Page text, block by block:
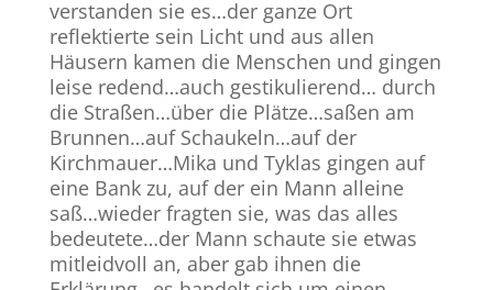
verstanden sie es…der ganze Ort
reflektierte sein Licht und aus allen
Häusern kamen die Menschen und gingen
leise redend…auch gestikulierend… durch
die Straßen…über die Plätze…saßen am
Brunnen…auf Schaukeln…auf der
Kirchmauer…Mika und Tyklas gingen auf
eine Bank zu, auf der ein Mann alleine
saß…wieder fragten sie, was das alles
bedeutete…der Mann schaute sie etwas
mitleidvoll an, aber gab ihnen die